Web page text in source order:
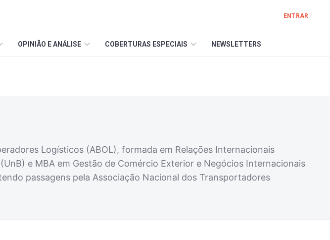
ENTRAR
OPINIÃO E ANÁLISE COBERTURAS ESPECIAIS NEWSLETTERS
Logísticos (ABOL), formada em Relações Internacionais
e MBA em Gestão de Comércio Exterior e Negócios Internacionais
passagens pela Associação Nacional dos Transportadores